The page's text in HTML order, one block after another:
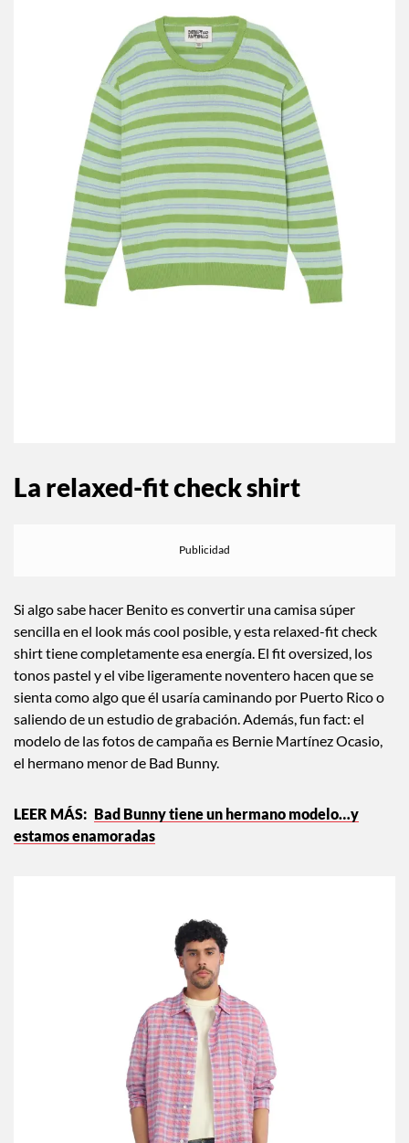
La relaxed-fit check shirt
Si algo sabe hacer Benito es convertir una camisa súper
sencilla en el look más cool posible, y esta relaxed-fit check
shirt tiene completamente esa energía. El fit oversized, los
tonos pastel y el vibe ligeramente noventero hacen que se
sienta como algo que él usaría caminando por Puerto Rico o
saliendo de un estudio de grabación. Además, fun fact: el
modelo de las fotos de campaña es Bernie Martínez Ocasio,
el hermano menor de Bad Bunny.
Bad Bunny tiene un hermano modelo…y
estamos enamoradas